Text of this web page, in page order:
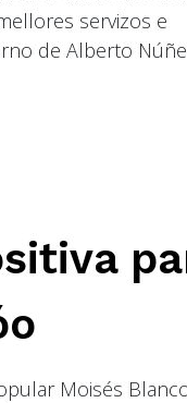
servizos e
de Alberto
Moisés